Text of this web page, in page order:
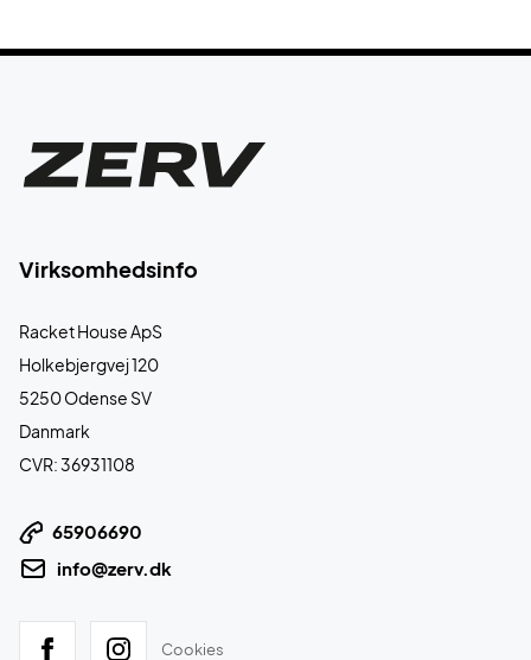
Virksomhedsinfo
Racket House ApS
Holkebjergvej 120
5250 Odense SV
Danmark
CVR: 36931108
65906690
info@zerv.dk
Cookies